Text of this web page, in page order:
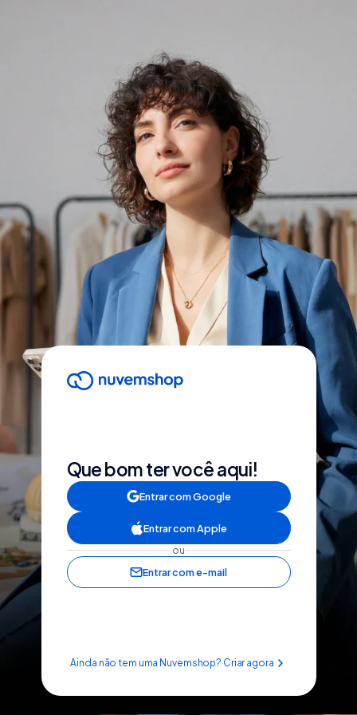
Que bom ter você aqui!
Entrar com Google
Entrar com Apple
ou
Entrar com e-mail
Ainda não tem uma Nuvemshop? Criar agora